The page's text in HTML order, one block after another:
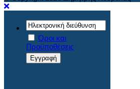
Όροι και
Προϋποθέσεις